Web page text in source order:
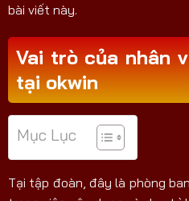
bài viết này.
Vai trò của nhân
tại okwin
Mục Lục
Tại tập đoàn, đây là phòng